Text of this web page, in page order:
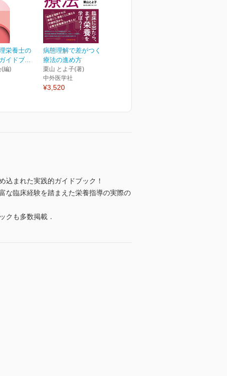
栄養士の
イドブ...
(編)
病態理解で差がつく 栄養
療法の進め方
栗山 とよ子(著)
中外医学社
¥3,520
込まれた実践的ガイドブック！
な臨床経験を踏まえた栄養指導の実際の
クも多数掲載．